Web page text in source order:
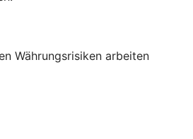
Währungsrisiken arbeiten